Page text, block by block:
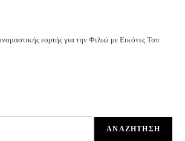
εορτής για την Φιλιώ με Εικόνες Τοπ
ΑΝΑΖΉΤΗΣΗ